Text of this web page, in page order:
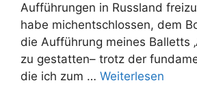
Aufführungen in Russland
habe michentschlossen, dem
die Aufführung meines Balletts
zu gestatten– trotz der
die ich zum … Weiterlesen